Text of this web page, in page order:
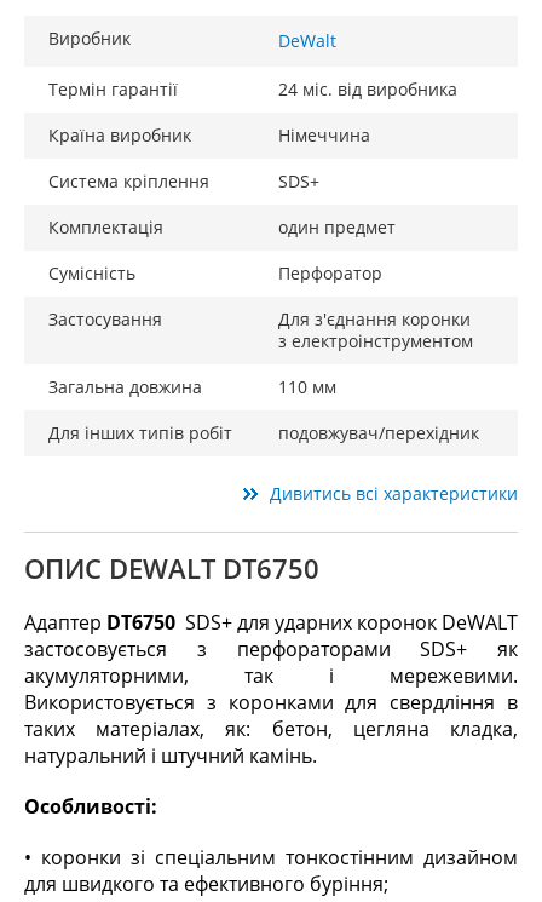
Виробник DeWalt
Термін гарантії
24 міс. від виробника
Країна виробник
Німеччина
Система кріплення
SDS+
Комплектація
один предмет
Сумісність
Перфоратор
Застосування
Для з'єднання коронки
з електроінструментом
Загальна довжина
110 мм
Для інших типів робіт
подовжувач/перехідник
Дивитись всі характеристики
ОПИС DEWALT DT6750
Адаптер DT6750 SDS+ для ударних коронок DeWALT
застосовується з перфораторами SDS+ як
акумуляторними, так і мережевими.
Використовується з коронками для свердління в
таких матеріалах, як: бетон, цегляна кладка,
натуральний і штучний камінь.
Особливості:
• коронки зі спеціальним тонкостінним дизайном
для швидкого та ефективного буріння;